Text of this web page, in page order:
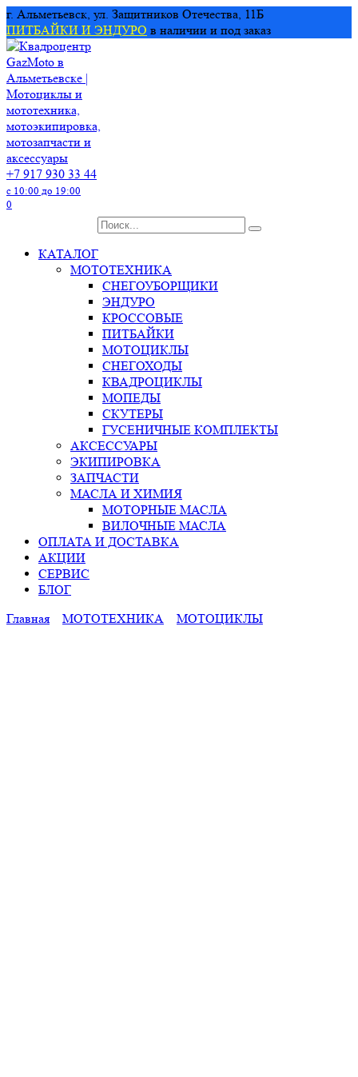
Перейти
к
содержанию
г. Альметьевск, ул. Защитников Отечества, 11Б
ПИТБАЙКИ И ЭНДУРО в наличии и под заказ
+7 917 930 33 44
с 10:00 до 19:00
0
Search
КАТАЛОГ
МОТОТЕХНИКА
СНЕГОУБОРЩИКИ
ЭНДУРО
КРОССОВЫЕ
ПИТБАЙКИ
МОТОЦИКЛЫ
СНЕГОХОДЫ
КВАДРОЦИКЛЫ
МОПЕДЫ
СКУТЕРЫ
ГУСЕНИЧНЫЕ КОМПЛЕКТЫ
АКСЕССУАРЫ
ЭКИПИРОВКА
ЗАПЧАСТИ
МАСЛА И ХИМИЯ
МОТОРНЫЕ МАСЛА
ВИЛОЧНЫЕ МАСЛА
ОПЛАТА И ДОСТАВКА
АКЦИИ
СЕРВИС
БЛОГ
Главная
МОТОТЕХНИКА МОТОЦИКЛЫ